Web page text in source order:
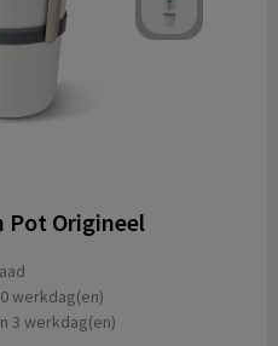
Pot Origineel
werkdag(en)
3 werkdag(en)